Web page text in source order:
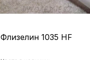
Флизелин 1035 HF